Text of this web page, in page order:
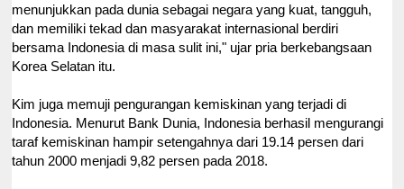
menunjukkan pada dunia sebagai negara yang kuat, tangguh,
dan memiliki tekad dan masyarakat internasional berdiri
bersama Indonesia di masa sulit ini," ujar pria berkebangsaan
Korea Selatan itu.
Kim juga memuji pengurangan kemiskinan yang terjadi di
Indonesia. Menurut Bank Dunia, Indonesia berhasil mengurangi
taraf kemiskinan hampir setengahnya dari 19.14 persen dari
tahun 2000 menjadi 9,82 persen pada 2018.